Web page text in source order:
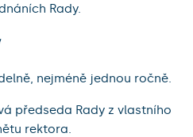
Rady.
nejméně jednou ročně.
předseda Rady z vlastního
rektora.